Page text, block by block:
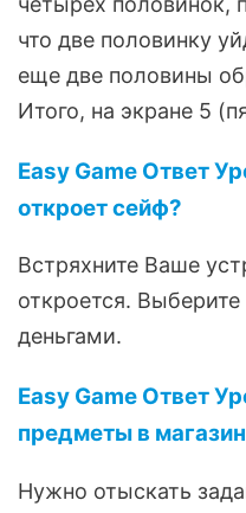
что две половинку
еще две половины
Итого, на экране 5
Easy Game Ответ
откроет сейф?
Встряхните Ваше
откроется.
деньгами.
Easy Game Ответ
предметы в
Нужно отыскать